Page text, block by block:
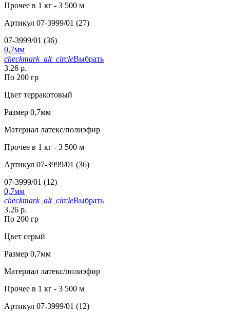
Прочее в 1 кг - 3 500 м
Артикул 07-3999/01 (27)
07-3999/01 (36)
0,7мм
checkmark_alt_circleВыбрать
3.26 р.
По 200 гр
Цвет терракотовый
Размер 0,7мм
Материал латекс/полиэфир
Прочее в 1 кг - 3 500 м
Артикул 07-3999/01 (36)
07-3999/01 (12)
0,7мм
checkmark_alt_circleВыбрать
3.26 р.
По 200 гр
Цвет серый
Размер 0,7мм
Материал латекс/полиэфир
Прочее в 1 кг - 3 500 м
Артикул 07-3999/01 (12)